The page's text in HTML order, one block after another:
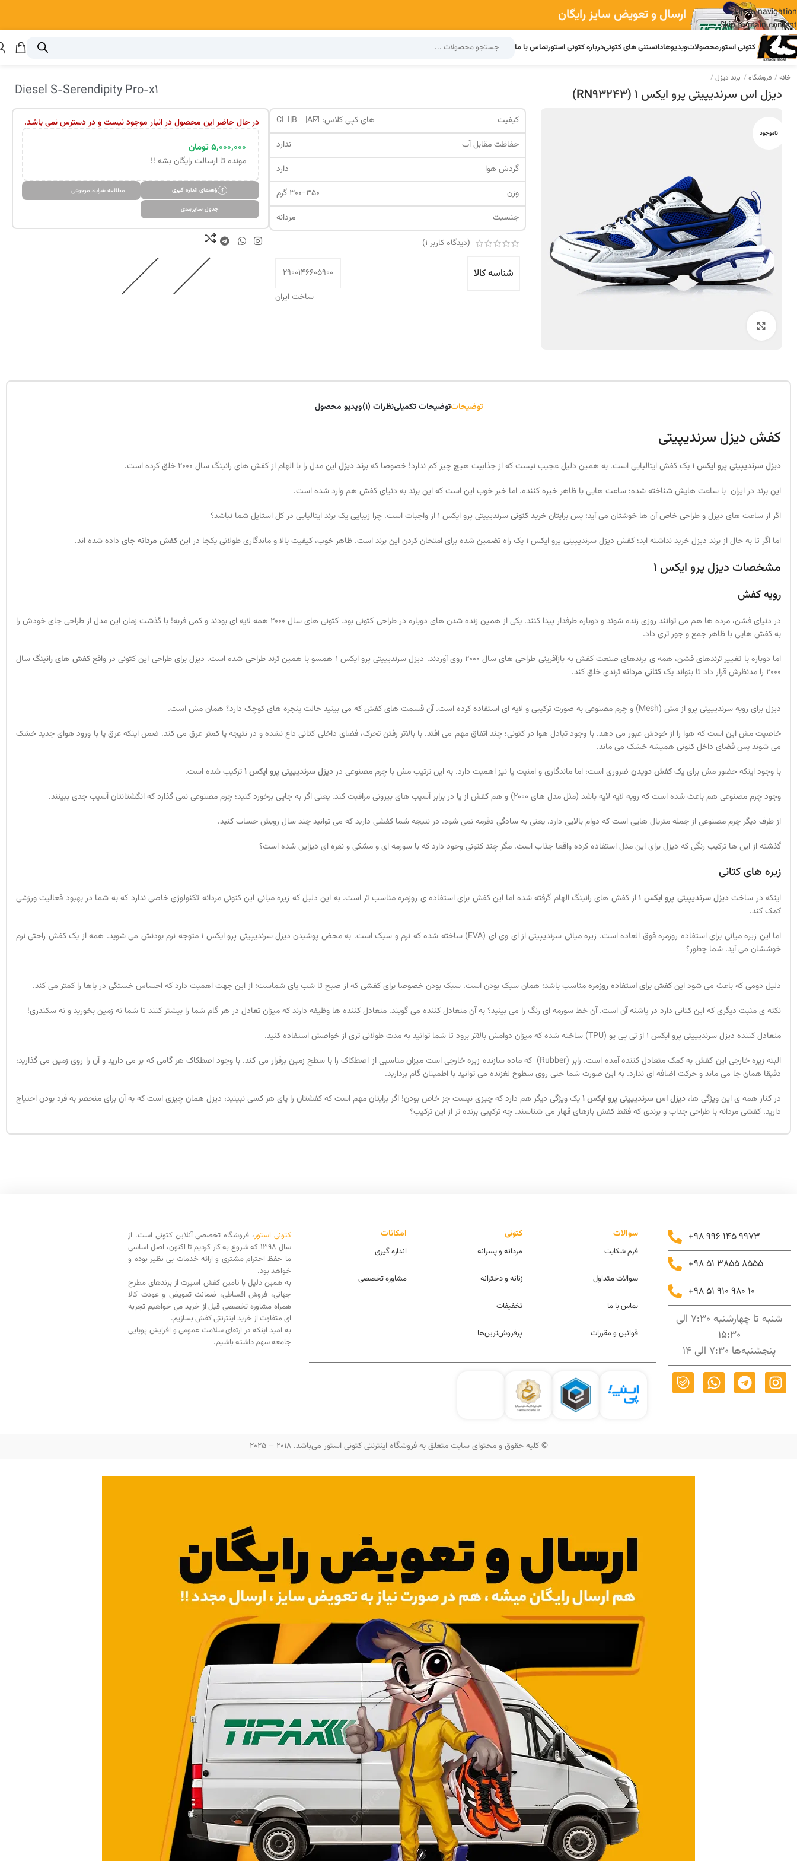
Skip to navigation
Skip to main content
ارسال و تعویض سایز رایگان
کتونی استورمحصولاتویدیوهادانستنی های کتونیدرباره کتونی استورتماس با ما
خانه فروشگاه برند دیزل
دیزل اس سرندیپیتی پرو ایکس 1 (RN93243) Diesel S-Serendipity Pro-x1
ناموجود
کیفیت
های کپی کلاس: ☑️C⬜️|B⬜️|A
حفاظت مقابل آب
ندارد
گردش هوا
دارد
وزن
300-350 گرم
جنسیت
مردانه
(دیدگاه کاربر 1
)
شناسه کالا
2900146605900
ساخت ایران
در حال حاضر این محصول در انبار موجود نیست و در دسترس نمی باشد.
۵,۰۰۰,۰۰۰تومان
مونده تا ارسالت رایگان بشه !!
راهنمای اندازه گیری مطالعه شرایط مرجوعی
جدول سایزبندی
توضیحاتتوضیحات تکمیلینظرات (1) ویدیو محصول
کفش دیزل سرندیپیتی
دیزل سرندیپیتی پرو ایکس 1 یک کفش ایتالیایی است. به همین دلیل عجیب نیست که از جذابیت هیچ چیز کم ندارد! خصوصا کهبرند دیزلاین مدل را با الهام از کفش های رانینگ سال 2000 خلق کرده است.
این برند در ایران با ساعت هایش شناخته شده؛ ساعت هایی با ظاهر خیره کننده. اما خبر خوب این است که این برند به دنیای کفش هم وارد شده است.
اگر از ساعت های دیزل و طراحی خاص آن ها خوشتان می آید؛ پس برایتانخرید کتونیسرندیپیتی پرو ایکس 1 از واجبات است. چرا زیبایی یک برند ایتالیایی در کل استایل شما نباشد؟
اما اگر تا به حال از برند دیزل خرید نداشته اید؛ کفش دیزل سرندیپیتی پرو ایکس 1 یک راه تضمین شده برای امتحان کردن این برند است. ظاهر خوب، کیفیت بالا و ماندگاری طولانی یکجا در این
کفش مردانهجای داده شده اند.
مشخصات دیزل پرو ایکس 1
رویه کفش
در دنیای فشن، مرده ها هم می توانند روزی زنده شوند و دوباره طرفدار پیدا کنند. یکی از همین زنده شدن های دوباره در طراحی کتونی بود. کتونی های سال 2000 همه لایه ای بودند و کمی فربه! با گذشت زمان این مدل از طراحی جای خودش را
به کفش هایی با ظاهر جمع و جور تری داد.
اما دوباره با تغییر ترندهای فشن، همه ی برندهای صنعت کفش به بازآفرینی طراحی های سال 2000 روی آوردند. دیزل سرندیپیتی پرو ایکس 1 همسو با همین ترند طراحی شده است. دیزل برای طراحی این کتونی در واقع
کفش های رانینگسال
2000 را مدنظرش قرار داد تا بتواند یک
کتانی مردانهترندی خلق کند.
دیزل برای رویه سرندیپیتی پرو از مش (Mesh) و چرم مصنوعی به صورت ترکیبی و لایه ای استفاده کرده است. آن قسمت های کفش که می بینید حالت پنجره های کوچک دارد؟ همان مش است.
خاصیت مش این است که هوا را از خودش عبور می دهد. با وجود تبادل هوا در کتونی؛ چند اتفاق مهم می افتد. با بالاتر رفتن تحرک، فضای داخلی کتانی داغ نشده و در نتیجه پا کمتر عرق می کند. ضمن اینکه عرق پا با ورود هوای جدید خشک
می شوند پس فضای داخل کتونی همیشه خشک می ماند.
با وجود اینکه حضور مش برای یککفش دویدن ضروری است؛ اما ماندگاری و امنیت پا نیز اهمیت دارد. به این ترتیب مش با چرم مصنوعی در دیزل سرندیپیتی پرو ایکس 1 ترکیب شده است.
وجود چرم مصنوعی هم باعث شده است که رویه لایه لایه باشد (مثل مدل های 2000) و هم کفش از پا در برابر آسیب های بیرونی مراقبت کند. یعنی اگر به جایی برخورد کنید؛ چرم مصنوعی نمی گذارد که انگشتانتان آسیب جدی ببینند.
از طرف دیگر چرم مصنوعی از جمله متریال هایی است که دوام بالایی دارد. یعنی به سادگی دفرمه نمی شود. در نتیجه شما کفشی دارید که می توانید چند سال رویش حساب کنید.
گذشته از این ها ترکیب رنگی که دیزل برای این مدل استفاده کرده واقعا جذاب است. مگر چند کتونی وجود دارد که با سورمه ای و مشکی و نقره ای دیزاین شده است؟
زیره های کتانی
اینکه در ساخت دیزل سرندیپیتی پرو ایکس 1 از کفش های رانینگ الهام گرفته شده اما این کفش برای استفاده ی روزمره مناسب تر است. به این دلیل که زیره میانی این کتونی مردانه تکنولوژی خاصی ندارد که به شما در بهبود فعالیت ورزشی
کمک کند.
اما این زیره میانی برای استفاده روزمره فوق العاده است. زیره میانی سرندیپیتی از ای وی ای (EVA) ساخته شده که نرم و سبک است. به محض پوشیدن دیزل سرندیپیتی پرو ایکس 1 متوجه نرم بودنش می شوید. همه از یک کفش راحتی نرم
خوششان می آید. شما چطور؟
دلیل دومی که باعث می شود اینکفش برای استفاده روزمرهمناسب باشد؛ همان سبک بودن است. سبک بودن خصوصا برای کفشی که از صبح تا شب پای شماست؛ از این جهت اهمیت دارد که احساس خستگی در پاها را کمتر می کند.
نکته ی مثبت دیگری که این کتانی دارد در پاشنه آن است. آن خط سورمه ای رنگ را می بینید؟ به آن متعادل کننده می گویند. متعادل کننده ها وظیفه دارند که میزان تعادل در هر گام شما را بیشتر کنند تا شما نه زمین بخورید و نه سکندری!
متعادل کننده دیزل سرندیپیتی پرو ایکس 1 از تی پی یو (TPU) ساخته شده که میزان دوامش بالاتر برود تا شما توانید به مدت طولانی تری از خواصش استفاده کنید.
البته زیره خارجی این کفش به کمک متعادل کننده آمده است. رابر (Rubber) که ماده سازنده زیره خارجی است میزان مناسبی از اصطکاک را با سطح زمین برقرار می کند. با وجود اصطکاک هر گامی که بر می دارید و آن را روی زمین می گذارید؛
دقیقا همان جا می ماند و حرکت اضافه ای ندارد. به این صورت شما حتی روی سطوح لغزنده می توانید با اطمینان گام بردارید.
در کنار همه ی این ویژگی ها، دیزل اس سرندیپیتی پرو ایکس 1 یک ویژگی دیگر هم دارد که چیزی نیست جز خاص بودن! اگر برایتان مهم است که کفشتان را پای هر کسی نبینید، دیزل همان چیزی است که به آن برای منحصر به فرد بودن احتیاج
دارید. کفشی مردانه با طراحی جذاب و برندی که فقط کفش بازهای قهار می شناسند. چه ترکیبی برنده تر از این ترکیب؟
+98 996 145 9973
+98 51 3855 8555
+98 51 910 980 10
شنبه تا چهارشنبه 7:30 الی
15:30
پنجشنبه‌ها 7:30 الی 14
سوالات
فرم شکایت
سوالات متداول
تماس با ما
قوانین و مقررات
کتونی
مردانه و پسرانه
زنانه و دخترانه
تخفیفات
پرفروش‌ترین‌ها
امکانات
اندازه گیری
مشاوره تخصصی
کتونی استور، فروشگاه تخصصی آنلاین کتونی است. از
سال 1398 که شروع به کار کردیم تا اکنون، اصل اساسی
ما حفظ احترام مشتری و ارائه خدمات بی نظیر بوده و
خواهد بود.
به همین دلیل با تامین کفش اسپرت از برندهای مطرح
جهانی، فروش اقساطی، ضمانت تعویض و عودت کالا
همراه مشاوره تخصصی قبل از خرید می خواهیم تجربه
ای متفاوت از خرید اینترنتی کفش بسازیم.
به امید اینکه در ارتقای سلامت عمومی و افزایش پویایی
جامعه سهم داشته باشیم.
© کلیه حقوق و محتوای سایت متعلق به فروشگاه اینترنتی کتونی استور می‌باشد. 2018 – 2025